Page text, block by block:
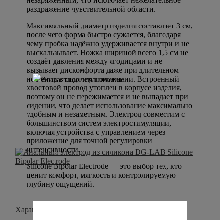
раздражение чувствительной области.
Максимальный диаметр изделия составляет 3 см,
после чего форма быстро сужается, благодаря
чему пробка надёжно удерживается внутри и не
выскальзывает. Ножка шириной всего 1,5 см не
создаёт давления между ягодицами и не
вызывает дискомфорта даже при длительном
ношении в сидячем положении. Встроенный
хвостовой провод утоплен в корпусе изделия,
поэтому он не пережимается и не выпадает при
сидении, что делает использование максимально
удобным и незаметным. Электрод совместим с
большинством систем электростимуляции,
включая устройства с управлением через
приложение для точной регулировки
интенсивности.
Silicone Bipolar Electrode — это выбор тех, кто
ценит комфорт, мягкость и контролируемую
глубину ощущений.
Характеристики